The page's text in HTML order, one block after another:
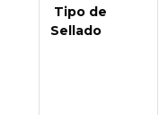
Tipo de
Sellado